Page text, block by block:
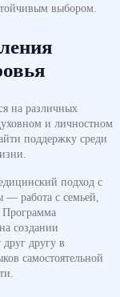
выбором.
на различных
и личностном
поддержку среди
подход с
работа с семьей,
Программа
создании
другу в
самостоятельной